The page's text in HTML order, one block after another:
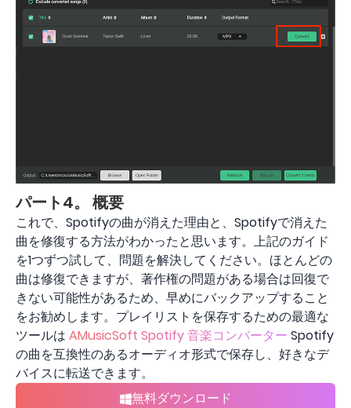
パート4。 概要
これで、Spotifyの曲が消えた理由と、Spotifyで消えた
曲を修復する方法がわかったと思います。上記のガイド
を1つずつ試して、問題を解決してください。ほとんどの
曲は修復できますが、著作権の問題がある場合は回復で
きない可能性があるため、早めにバックアップすること
をお勧めします。プレイリストを保存するための最適な
ツールは AMusicSoft Spotify 音楽コンバーター Spotify
の曲を互換性のあるオーディオ形式で保存し、好きなデ
バイスに転送できます。
無料ダウンロード